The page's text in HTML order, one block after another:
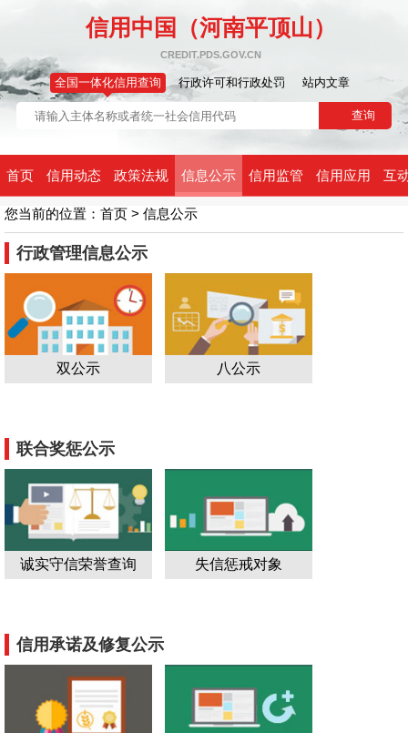
信用中国（河南平顶山）
CREDIT.PDS.GOV.CN
全国一体化信用查询 行政许可和行政处罚 站内文章
首页 信用动态 政策法规 信息公示 信用监管 信用应用 互
您当前的位置： 首页 > 信息公示
行政管理信息公示
双公示 八公示
联合奖惩公示
诚实守信荣誉查询 失信惩戒对象
信用承诺及修复公示